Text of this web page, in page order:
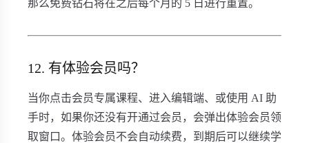
那么免费钻石将在之后每个月的 5 日进行重置。
12. 有体验会员吗？
当你点击会员专属课程、进入编辑端、或使用 AI 助
手时，如果你还没有开通过会员，会弹出体验会员领
取窗口。体验会员不会自动续费，到期后可以继续学